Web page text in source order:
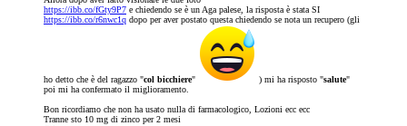
https://ibb.co/fGty9P7 e chiedendo se è un Aga palese, la risposta è stata SI
https://ibb.co/r6nwc1q dopo per aver postato questa chiedendo se nota un recupero (gli
ho detto che è del ragazzo "col bicchiere" ) mi ha risposto "salute"
poi mi ha confermato il miglioramento.
Bon ricordiamo che non ha usato nulla di farmacologico, Lozioni ecc ecc
Tranne sto 10 mg di zinco per 2 mesi